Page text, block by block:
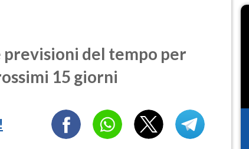
del tempo per
15 giorni